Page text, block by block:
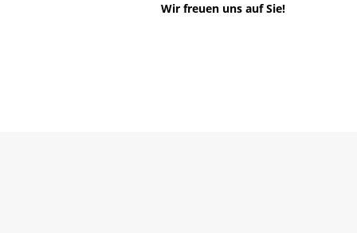
Wir freuen uns auf Sie!